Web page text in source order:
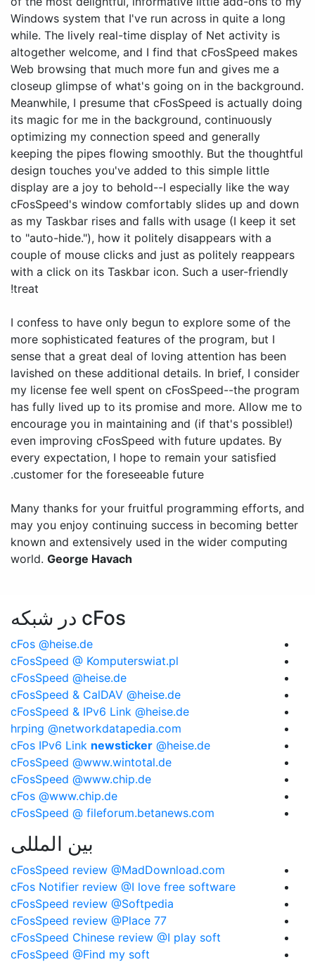
Windows system that I've run across in quite a long
while. The lively real-time display of Net activity is
altogether welcome, and I find that cFosSpeed makes
Web browsing that much more fun and gives me a
closeup glimpse of what's going on in the background.
Meanwhile, I presume that cFosSpeed is actually doing
its magic for me in the background, continuously
optimizing my connection speed and generally
keeping the pipes flowing smoothly. But the thoughtful
design touches you've added to this simple little
display are a joy to behold--I especially like the way
cFosSpeed's window comfortably slides up and down
as my Taskbar rises and falls with usage (I keep it set
to "auto-hide."), how it politely disappears with a
couple of mouse clicks and just as politely reappears
with a click on its Taskbar icon. Such a user-friendly
treat!
I confess to have only begun to explore some of the
more sophisticated features of the program, but I
sense that a great deal of loving attention has been
lavished on these additional details. In brief, I consider
my license fee well spent on cFosSpeed--the program
has fully lived up to its promise and more. Allow me to
encourage you in maintaining and (if that's possible!)
even improving cFosSpeed with future updates. By
every expectation, I hope to remain your satisfied
customer for the foreseeable future.
Many thanks for your fruitful programming efforts, and
may you enjoy continuing success in becoming better
known and extensively used in the wider computing
world. George Havach
cFos در شبکه
cFos @heise.de
cFosSpeed @ Komputerswiat.pl
cFosSpeed @heise.de
cFosSpeed & CalDAV @heise.de
cFosSpeed & IPv6 Link @heise.de
hrping @networkdatapedia.com
cFos IPv6 Link newsticker @heise.de
cFosSpeed @www.wintotal.de
cFosSpeed @www.chip.de
cFos @www.chip.de
cFosSpeed @ fileforum.betanews.com
بین المللی
cFosSpeed review @MadDownload.com
cFos Notifier review @I love free software
cFosSpeed review @Softpedia
cFosSpeed review @Place 77
cFosSpeed Chinese review @I play soft
cFosSpeed @Find my soft